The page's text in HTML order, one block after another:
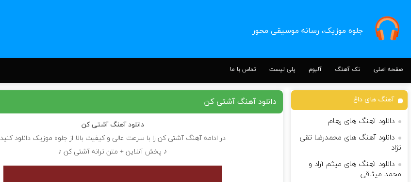
جلوه موزیک، رسانه موسیقی محور
صفحه اصلی تک آهنگ آلبوم پلی لیست تماس با ما
دانلود آهنگ آشتی کن
دانلود آهنگ آشتی کن
در ادامه آهنگ آشتی کن را با سرعت عالی و کیفیت بالا از جلوه موزیک دانلود کنید
♪ پخش آنلاین + متن ترانه آشتی کن ♪
آهنگ های داغ
دانلود آهنگ های رهام
دانلود آهنگ های محمدرضا تقی
نژاد
دانلود آهنگ های میثم آراد و
محمد میثاقی